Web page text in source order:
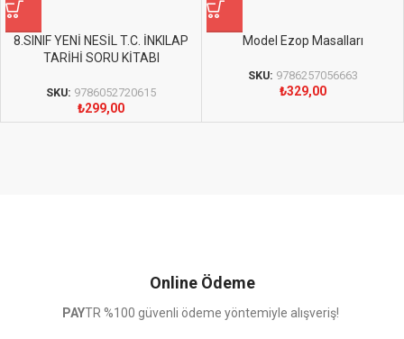
8.SINIF YENİ NESİL T.C. İNKILAP
TARİHİ SORU KİTABI
SKU: 9786052720615
₺299,00
Model Ezop Masalları
SKU: 9786257056663
₺329,00
Online Ödeme
PAYTR %100 güvenli ödeme yöntemiyle alışveriş!